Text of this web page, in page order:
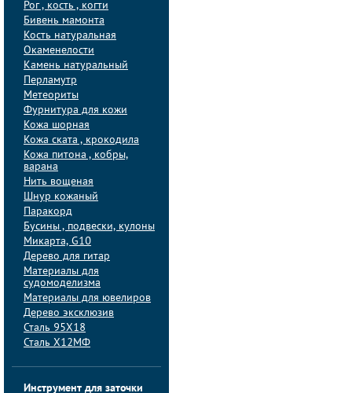
Рог , кость , когти
Бивень мамонта
Кость натуральная
Окаменелости
Камень натуральный
Перламутр
Метеориты
Фурнитура для кожи
Кожа шорная
Кожа ската , крокодила
Кожа питона , кобры,
варана
Нить вощеная
Шнур кожаный
Паракорд
Бусины , подвески, кулоны
Микарта, G10
Дерево для гитар
Материалы для
судомоделизма
Материалы для ювелиров
Дерево эксклюзив
Сталь 95Х18
Сталь Х12МФ
Инструмент для заточки